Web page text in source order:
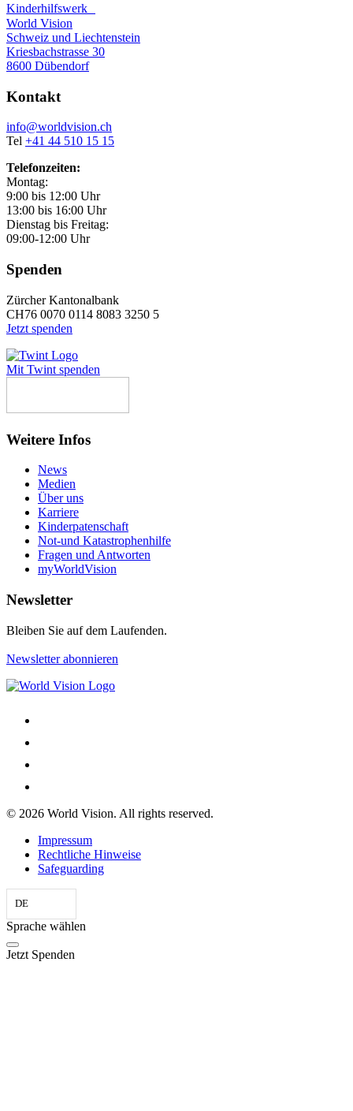
Kinderhilfswerk
World Vision
Schweiz und Liechtenstein
Kriesbachstrasse 30
8600 Dübendorf
Kontakt
info@worldvision.ch
Tel +41 44 510 15 15
Telefonzeiten:
Montag:
9:00 bis 12:00 Uhr
13:00 bis 16:00 Uhr
Dienstag bis Freitag:
09:00-12:00 Uhr
Spenden
Zürcher Kantonalbank
CH76 0070 0114 8083 3250 5
Jetzt spenden
Mit Twint spenden
Weitere Infos
News
Medien
Über uns
Karriere
Kinderpatenschaft
Not-und Katastrophenhilfe
Fragen und Antworten
myWorldVision
Newsletter
Bleiben Sie auf dem Laufenden.
Newsletter abonnieren
© 2026 World Vision. All rights reserved.
Impressum
Rechtliche Hinweise
Safeguarding
DE
Sprache wählen
Jetzt Spenden